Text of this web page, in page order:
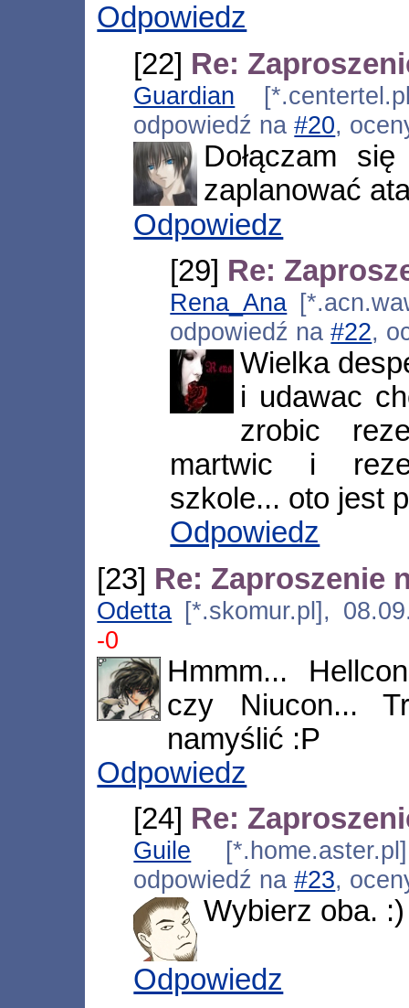
Odpowiedz
[22] Re:
Guardian
odpowiedź na#20,
Dołączam
zaplanować
Odpowiedz
[29] Re:
Rena_Ana
odpowiedź na#22,
Wielka
i udawac
zrobic
martwic i
szkole... oto jest
Odpowiedz
[23] Re: Zaproszenie
Odetta [*.skomur.pl],
-0
Hmmm...
czy Niucon...
namyślić :P
Odpowiedz
[24] Re:
Guile
odpowiedź na#23,
Wybierz oba. :)
Odpowiedz